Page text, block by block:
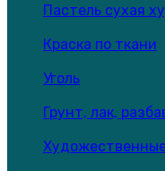
Пастель сухая
Краска по ткани
Уголь
Грунт, лак,